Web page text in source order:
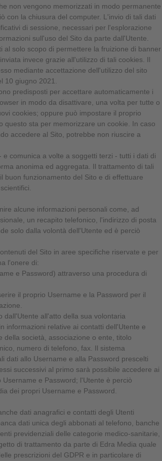
non vengono memorizzati in modo permanente
con la chiusura del computer. L'invio di tali dati
di sessione, necessari per l'esplorazione
sull'uso del Sito da parte dall'Utente.
solo scopo di permettere la fruizione di banner
invece grazie all'utilizzo di tali cookies. Il
mediante accettazione dell'utilizzo del sito
10 giugno 2021.
predisposti per accettare automaticamente i
in modo da disattivare, una volta per tutte o
cookies; oppure può impostare il proprio
questo sta per memorizzare un cookie. In caso
accedere al Sito, potrebbe non riuscire a
comunica a volte a soggetti terzi - tutti i dati di
anonima ed aggregata. Il trattamento di tali
buon funzionamento del Sito e di effettuare
alcune informazioni personali come, ad
un recapito telefonico, l'indirizzo di posta
solo dalla volontà dell'Utente ed è perciò
del Sito in aree specifiche riservate e per
l'onere di:
e Password) attraverso una procedura di
il proprio Username e la Password per il
dall'Utente all'atto della sua volontaria
informazioni relative ai contatti dell'Utente e
società, associazione o ente, titolo
numero di telefono, fax. Il sistema
dati allo Username e alla Password prescelti
successivi al primo sarà possibile accedere ai
e Password; l'Utente è perciò
dei propri Username e Password.
dati anagrafici e contatti degli Utenti
dati unica degli abbonati al telefono, banche
previdenziali delle categorie medico-sanitarie,
di trattamento da parte di Edra Media quale
prescrizioni del GDPR e in particolare di